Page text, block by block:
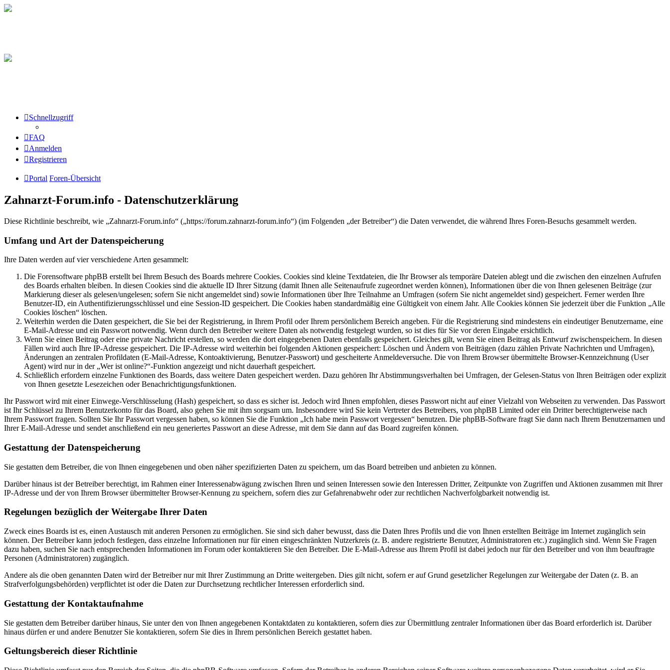
Schnellzugriff
FAQ
Anmelden
Registrieren
Portal Foren-Übersicht
Zahnarzt-Forum.info - Datenschutzerklärung
Diese Richtlinie beschreibt, wie „Zahnarzt-Forum.info“ („https://forum.zahnarzt-forum.info“) (im Folgenden „der Betreiber“) die Daten verwendet, die während Ihres Foren-Besuchs gesammelt werden.
Umfang und Art der Datenspeicherung
Ihre Daten werden auf vier verschiedene Arten gesammelt:
Die Forensoftware phpBB erstellt bei Ihrem Besuch des Boards mehrere Cookies. Cookies sind kleine Textdateien, die Ihr Browser als temporäre Dateien ablegt und die zwischen den einzelnen Aufrufen
des Boards erhalten bleiben. In diesen Cookies sind die aktuelle ID Ihrer Sitzung (damit Ihnen alle Seitenaufrufe zugeordnet werden können), Informationen über die von Ihnen gelesenen Beiträge (zur
Markierung dieser als gelesen/ungelesen; sofern Sie nicht angemeldet sind) sowie Informationen über Ihre Teilnahme an Umfragen (sofern Sie nicht angemeldet sind) gespeichert. Ferner werden Ihre
Benutzer-ID, ein Authentifizierungsschlüssel und eine Session-ID gespeichert. Die Cookies haben standardmäßig eine Gültigkeit von einem Jahr. Alle Cookies können Sie jederzeit über die Funktion „Alle
Cookies löschen“ löschen.
Weiterhin werden die Daten gespeichert, die Sie bei der Registrierung, in Ihrem Profil oder Ihrem persönlichem Bereich angeben. Für die Registrierung sind mindestens ein eindeutiger Benutzername, eine
E-Mail-Adresse und ein Passwort notwendig. Wenn durch den Betreiber weitere Daten als notwendig festgelegt wurden, so ist dies für Sie vor deren Eingabe ersichtlich.
Wenn Sie einen Beitrag oder eine private Nachricht erstellen, so werden die dort eingegebenen Daten ebenfalls gespeichert. Gleiches gilt, wenn Sie einen Beitrag als Entwurf zwischenspeichern. In diesen
Fällen wird auch Ihre IP-Adresse gespeichert. Die IP-Adresse wird weiterhin bei folgenden Aktionen gespeichert: Löschen und Ändern von Beiträgen (dazu zählen Private Nachrichten und Umfragen),
Änderungen an zentralen Profildaten (E-Mail-Adresse, Kontoaktivierung, Benutzer-Passwort) und gescheiterte Anmeldeversuche. Die von Ihrem Browser übermittelte Browser-Kennzeichnung (User
Agent) wird nur in der „Wer ist online?“-Funktion angezeigt und nicht dauerhaft gespeichert.
Schließlich erfordern einzelne Funktionen des Boards, dass weitere Daten gespeichert werden. Dazu gehören Ihr Abstimmungsverhalten bei Umfragen, der Gelesen-Status von Ihren Beiträgen oder explizit
von Ihnen gesetzte Lesezeichen oder Benachrichtigungsfunktionen.
Ihr Passwort wird mit einer Einwege-Verschlüsselung (Hash) gespeichert, so dass es sicher ist. Jedoch wird Ihnen empfohlen, dieses Passwort nicht auf einer Vielzahl von Webseiten zu verwenden. Das Passwort
ist Ihr Schlüssel zu Ihrem Benutzerkonto für das Board, also gehen Sie mit ihm sorgsam um. Insbesondere wird Sie kein Vertreter des Betreibers, von phpBB Limited oder ein Dritter berechtigterweise nach
Ihrem Passwort fragen. Sollten Sie Ihr Passwort vergessen haben, so können Sie die Funktion „Ich habe mein Passwort vergessen“ benutzen. Die phpBB-Software fragt Sie dann nach Ihrem Benutzernamen und
Ihrer E-Mail-Adresse und sendet anschließend ein neu generiertes Passwort an diese Adresse, mit dem Sie dann auf das Board zugreifen können.
Gestattung der Datenspeicherung
Sie gestatten dem Betreiber, die von Ihnen eingegebenen und oben näher spezifizierten Daten zu speichern, um das Board betreiben und anbieten zu können.
Darüber hinaus ist der Betreiber berechtigt, im Rahmen einer Interessenabwägung zwischen Ihren und seinen Interessen sowie den Interessen Dritter, Zeitpunkte von Zugriffen und Aktionen zusammen mit Ihrer
IP-Adresse und der von Ihrem Browser übermittelter Browser-Kennung zu speichern, sofern dies zur Gefahrenabwehr oder zur rechtlichen Nachverfolgbarkeit notwendig ist.
Regelungen bezüglich der Weitergabe Ihrer Daten
Zweck eines Boards ist es, einen Austausch mit anderen Personen zu ermöglichen. Sie sind sich daher bewusst, dass die Daten Ihres Profils und die von Ihnen erstellten Beiträge im Internet zugänglich sein
können. Der Betreiber kann jedoch festlegen, dass einzelne Informationen nur für einen eingeschränkten Nutzerkreis (z. B. andere registrierte Benutzer, Administratoren etc.) zugänglich sind. Wenn Sie Fragen
dazu haben, suchen Sie nach entsprechenden Informationen im Forum oder kontaktieren Sie den Betreiber. Die E-Mail-Adresse aus Ihrem Profil ist dabei jedoch nur für den Betreiber und von ihm beauftragte
Personen (Administratoren) zugänglich.
Andere als die oben genannten Daten wird der Betreiber nur mit Ihrer Zustimmung an Dritte weitergeben. Dies gilt nicht, sofern er auf Grund gesetzlicher Regelungen zur Weitergabe der Daten (z. B. an
Strafverfolgungsbehörden) verpflichtet ist oder die Daten zur Durchsetzung rechtlicher Interessen erforderlich sind.
Gestattung der Kontaktaufnahme
Sie gestatten dem Betreiber darüber hinaus, Sie unter den von Ihnen angegebenen Kontaktdaten zu kontaktieren, sofern dies zur Übermittlung zentraler Informationen über das Board erforderlich ist. Darüber
hinaus dürfen er und andere Benutzer Sie kontaktieren, sofern Sie dies in Ihrem persönlichen Bereich gestattet haben.
Geltungsbereich dieser Richtlinie